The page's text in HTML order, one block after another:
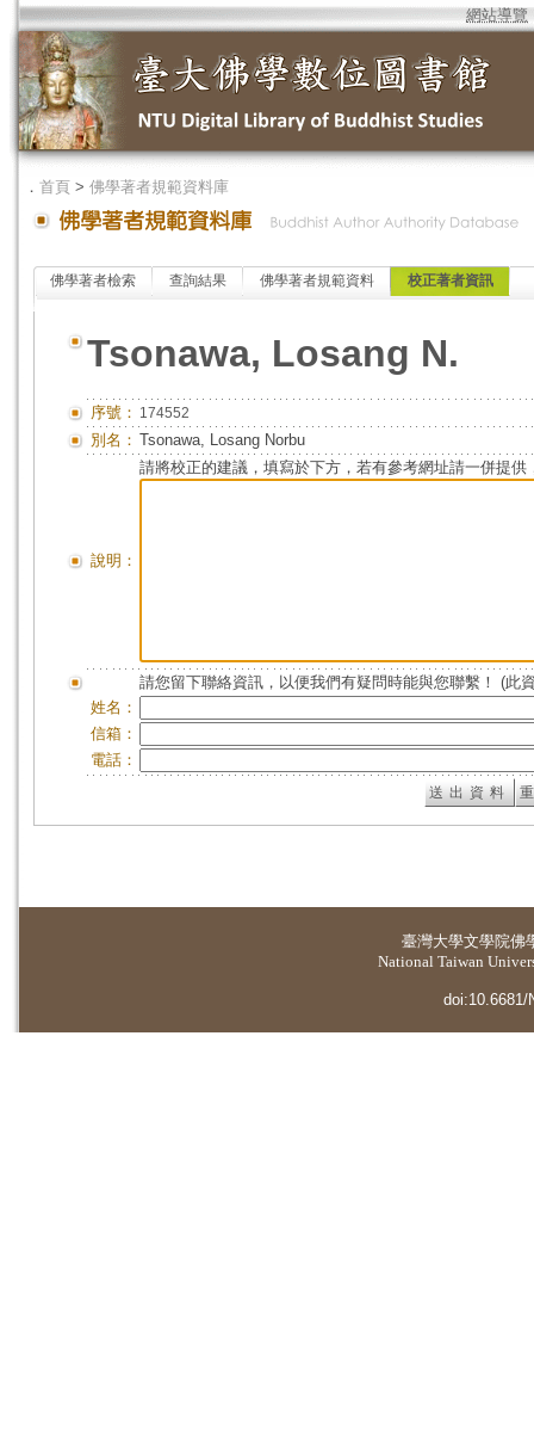
網站導覽
． 首頁 > 佛學著者規範資料庫
佛學著者檢索 查詢結果 佛學著者規範資料 校正著者資訊
Tsonawa, Losang N.
序號： 174552
別名： Tsonawa, Losang Norbu
說明：
請將校正的建議，填寫於下方，若有參考網址請一併提供
請您留下聯絡資訊，以便我們有疑問時能與您聯繫！ (此
姓名：
信箱：
電話：
臺灣大學文學院佛
National Taiwan
doi:10.6681/